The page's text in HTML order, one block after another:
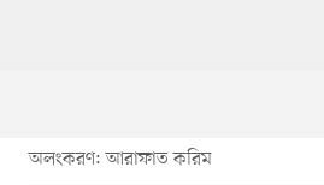
অলংকরণ: আরাফাত করিম